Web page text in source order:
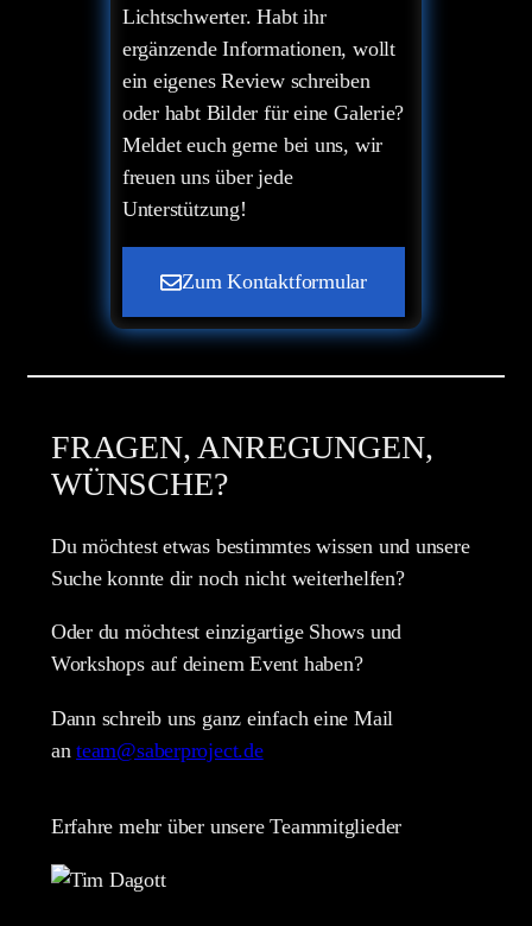
Lichtschwerter. Habt ihr
ergänzende Informationen, wollt
ein eigenes Review schreiben
oder habt Bilder für eine Galerie?
Meldet euch gerne bei uns, wir
freuen uns über jede
Unterstützung!
Zum Kontaktformular
FRAGEN, ANREGUNGEN,
WÜNSCHE?
Du möchtest etwas bestimmtes wissen und unsere
Suche konnte dir noch nicht weiterhelfen?
Oder du möchtest einzigartige Shows und
Workshops auf deinem Event haben?
Dann schreib uns ganz einfach eine Mail
anteam@saberproject.de
Erfahre mehr über unsere Teammitglieder